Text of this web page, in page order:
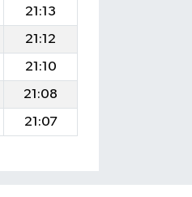
21:13
21:12
21:10
21:08
21:07